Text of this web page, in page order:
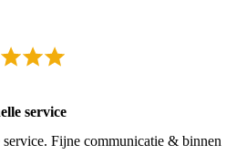
service
Fijne communicatie &